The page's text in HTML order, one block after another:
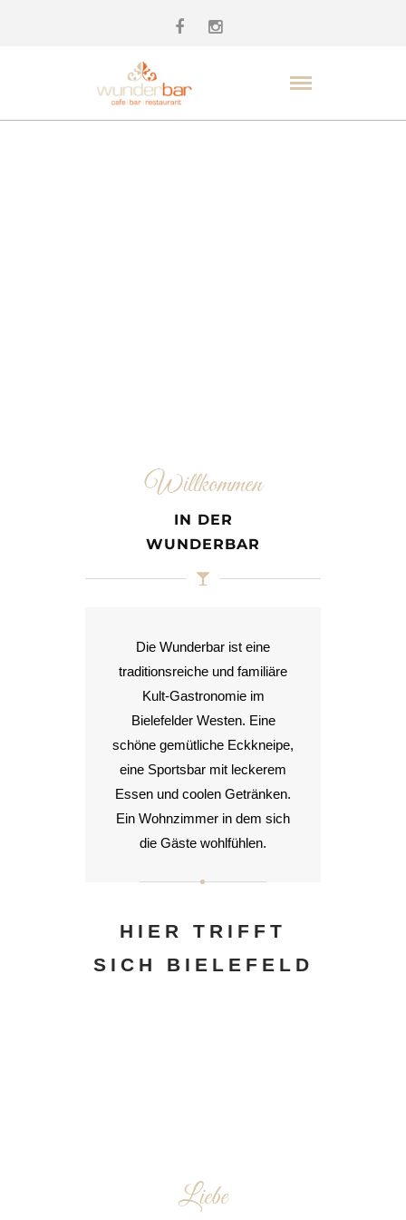
Willkommen
IN DER
WUNDERBAR
Die Wunderbar ist eine
traditionsreiche und familiäre
Kult-Gastronomie im
Bielefelder Westen. Eine
schöne gemütliche Eckkneipe,
eine Sportsbar mit leckerem
Essen und coolen Getränken.
Ein Wohnzimmer in dem sich
die Gäste wohlfühlen.
HIER TRIFFT
SICH BIELEFELD
Liebe